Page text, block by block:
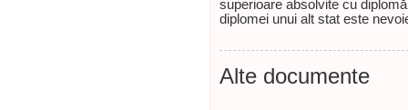
superioare absolvite cu
diplomei unui alt stat este
Alte documente